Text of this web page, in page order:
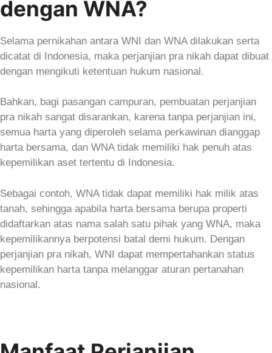
dengan WNA?
Selama pernikahan antara WNI dan WNA dilakukan serta
dicatat di Indonesia, maka perjanjian pra nikah dapat dibuat
dengan mengikuti ketentuan hukum nasional.
Bahkan, bagi pasangan campuran, pembuatan perjanjian
pra nikah sangat disarankan, karena tanpa perjanjian ini,
semua harta yang diperoleh selama perkawinan dianggap
harta bersama, dan WNA tidak memiliki hak penuh atas
kepemilikan aset tertentu di Indonesia.
Sebagai contoh, WNA tidak dapat memiliki hak milik atas
tanah, sehingga apabila harta bersama berupa properti
didaftarkan atas nama salah satu pihak yang WNA, maka
kepemilikannya berpotensi batal demi hukum. Dengan
perjanjian pra nikah, WNI dapat mempertahankan status
kepemilikan harta tanpa melanggar aturan pertanahan
nasional.